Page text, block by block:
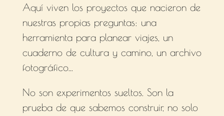
Aquí viven los proyectos que nacieron de
nuestras propias preguntas: una
herramienta para planear viajes, un
cuaderno de cultura y camino, un archivo
fotográfico...
No son experimentos sueltos. Son la
prueba de que sabemos construir, no solo